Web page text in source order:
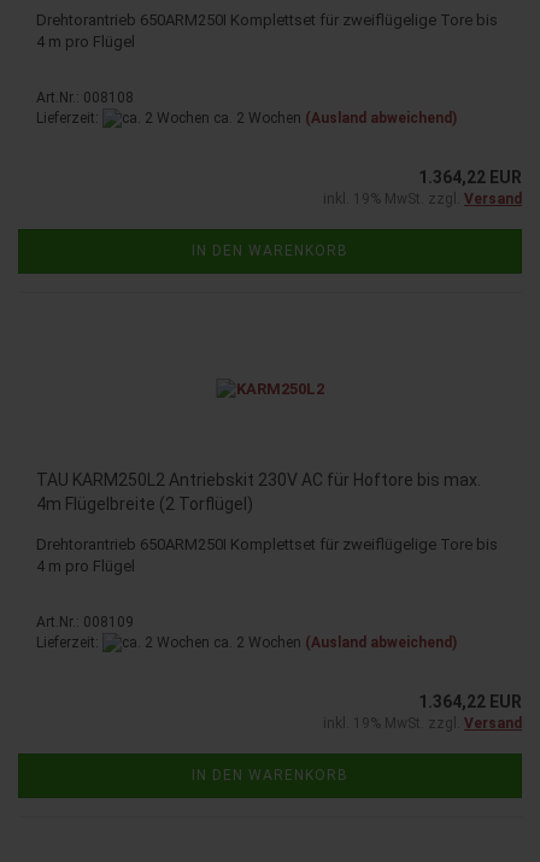
Drehtorantrieb 650ARM250I Komplettset für zweiflügelige Tore bis
4 m pro Flügel
Art.Nr.: 008108
Lieferzeit:
ca. 2 Wochen (Ausland abweichend)
1.364,22 EUR
inkl. 19% MwSt. zzgl. Versand
IN DEN WARENKORB
TAU KARM250L2 Antriebskit 230V AC für Hoftore bis max.
4m Flügelbreite (2 Torflügel)
Drehtorantrieb 650ARM250I Komplettset für zweiflügelige Tore bis
4 m pro Flügel
Art.Nr.: 008109
Lieferzeit:
ca. 2 Wochen (Ausland abweichend)
1.364,22 EUR
inkl. 19% MwSt. zzgl. Versand
IN DEN WARENKORB